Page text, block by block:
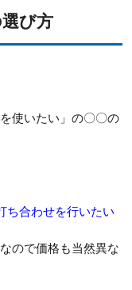
び方
使いたい」の〇〇の
ち合わせを行いたい
ので価格も当然異な